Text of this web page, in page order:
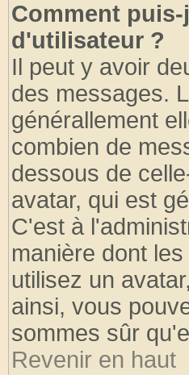
Comment
d'utilisateur ?
Il peut y avoir
des messages.
générallement
combien de
dessous de
avatar, qui est
C'est à
manière dont
utilisez un
ainsi, vous
sommes sûr
Revenir en haut